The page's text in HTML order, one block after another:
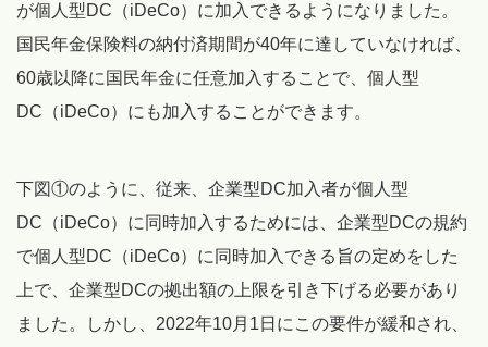
が個人型DC（iDeCo）に加入できるようになりました。
国民年金保険料の納付済期間が40年に達していなければ、
60歳以降に国民年金に任意加入することで、個人型
DC（iDeCo）にも加入することができます。
下図①のように、従来、企業型DC加入者が個人型
DC（iDeCo）に同時加入するためには、企業型DCの規約
で個人型DC（iDeCo）に同時加入できる旨の定めをした
上で、企業型DCの拠出額の上限を引き下げる必要があり
ました。しかし、2022年10月1日にこの要件が緩和され、